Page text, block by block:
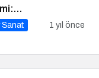
Sanat 1 yıl önce